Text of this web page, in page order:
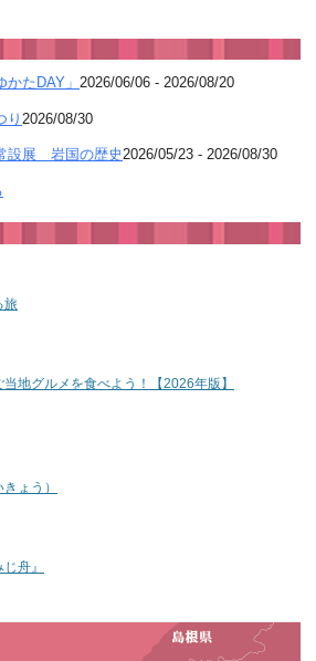
たDAY」 2026/06/06 - 2026/08/20
り 2026/08/30
設展 岩国の歴史2026/05/23 - 2026/08/30
旅
地グルメを食べよう！【2026年版】
ょう）
舟』